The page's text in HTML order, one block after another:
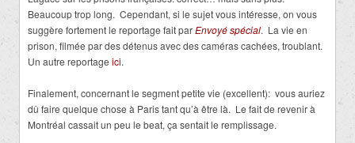
Beaucoup trop long. Cependant, si le sujet vous intéresse, on vous
suggère fortement le reportage fait parEnvoyé spécial. La vie en
prison, filmée par des détenus avec des caméras cachées, troublant.
Un autre reportage ici.
Finalement, concernant le segment petite vie (excellent): vous auriez
dû faire quelque chose à Paris tant qu’à être là. Le fait de revenir à
Montréal cassait un peu le beat, ça sentait le remplissage.